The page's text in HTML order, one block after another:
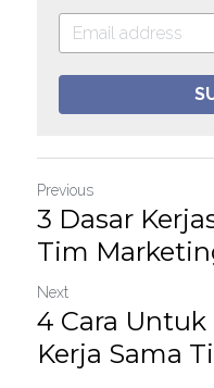
Previous
3 Dasar
Tim
Next
4 Cara
Kerja Sama